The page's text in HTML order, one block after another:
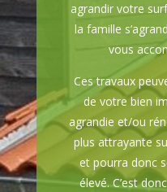
agrandir votre
la famille
vous
Ces travaux
de votre bien
agrandie et/ou
plus attrayante
et pourra donc
élevé. C’est